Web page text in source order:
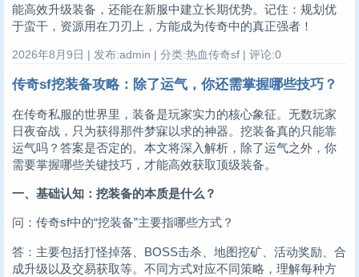
能高效升级装备，还能在新服中建立长期优势。记住：规划优
于蛮干，资源用在刀刃上，方能成为传奇中的真正强者！
2026年8月9日 | 发布:admin | 分类:热血传奇sf | 评论:0
传奇sf挖装备攻略：除了运气，你还需掌握哪些技巧？
在传奇私服的世界里，装备是玩家实力的核心象征。无数玩家
日夜奋战，只为获得那件梦寐以求的神器。挖装备真的只能靠
运气吗？答案是否定的。本文将深入解析，除了运气之外，你
需要掌握哪些关键技巧，才能高效获取顶级装备。
一、基础认知：挖装备的本质是什么？
问：传奇sf中的“挖装备”主要指哪些方式？
答：主要包括打怪掉落、BOSS击杀、地图挖矿、活动奖励、合
成升级以及交易获取等。不同方式对应不同策略，理解每种方